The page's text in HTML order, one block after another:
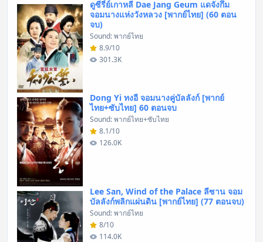
ดูซีรี่ย์เกาหลี Dae Jang Geum แดจังกึม
จอมนางแห่งวังหลวง [พากย์ไทย] (60 ตอน
จบ)
Sound: พากย์ไทย
8.9/10
301.3K
Dong Yi ทงอี จอมนางคู่บัลลังก์ [พากย์
ไทย+ซับไทย] 60 ตอนจบ
Sound: พากย์ไทย+ซับไทย
8.1/10
126.0K
Lee San, Wind of the Palace ลีซาน จอม
บัลลังก์พลิกแผ่นดิน [พากย์ไทย] (77 ตอนจบ)
Sound: พากย์ไทย
8/10
114.0K